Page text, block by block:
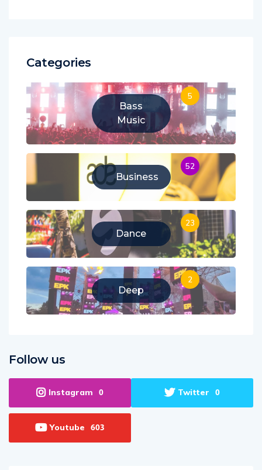
Categories
Bass
Music
5
Business
52
Dance
23
Deep
2
Follow us
Instagram 0 Twitter 0
Youtube 603